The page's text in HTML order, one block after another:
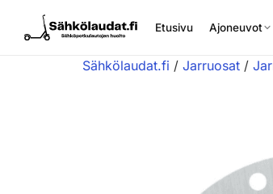
Etusivu Ajoneuvot
Sähkölaudat.fi / Jarruosat /